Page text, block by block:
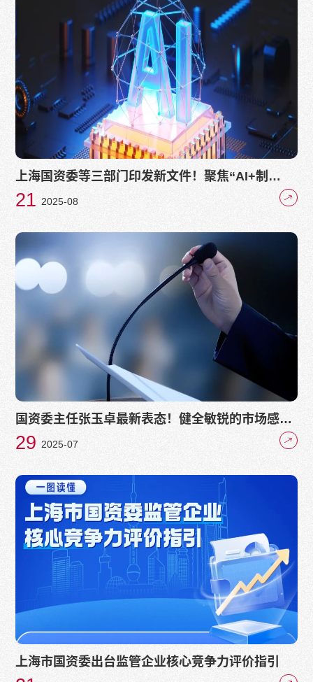
上海国资委等三部门印发新文件！聚焦“AI+制
造”，鼓励国资制造企业深化技术交流和项目合作
21 2025-08
国资委主任张玉卓最新表态！健全敏锐的市场感知
机制，以企业领导人员敢为带动企业敢干、员工敢
29 2025-07
上海市国资委出台监管企业核心竞争力评价指引